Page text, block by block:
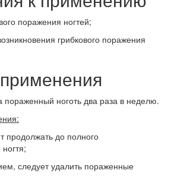
поражения ногтей;
грибкового поражения
пораженный ноготь два раза в неделю.
продолжать до полного
следует удалить пораженные